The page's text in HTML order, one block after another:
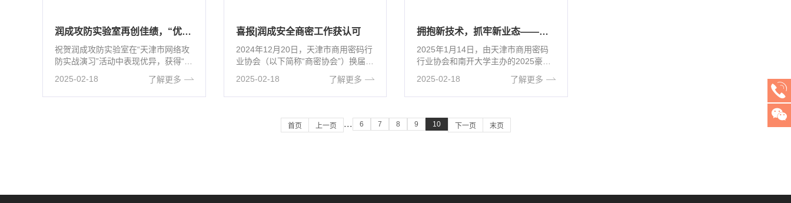
润成攻防实验室再创佳绩，“优秀攻击队”锐不可当
祝贺润成攻防实验室在“天津市网络攻
防实战演习”活动中表现优异，获得“优
2025-02-18 了解更多
喜报|润成安全商密工作获认可
2024年12月20日，天津市商用密码行
业协会（以下简称“商密协会”）换届暨
2025-02-18 了解更多
拥抱新技术，抓牢新业态——润成安全豪密论坛实况要闻
2025年1月14日，由天津市商用密码
行业协会和南开大学主办的2025豪密
2025-02-18 了解更多
首页 上一页 ··· 6 7 8 9 10 下一页 末页